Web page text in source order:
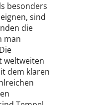
besonders
sind
die
man
weltweiten
dem klaren